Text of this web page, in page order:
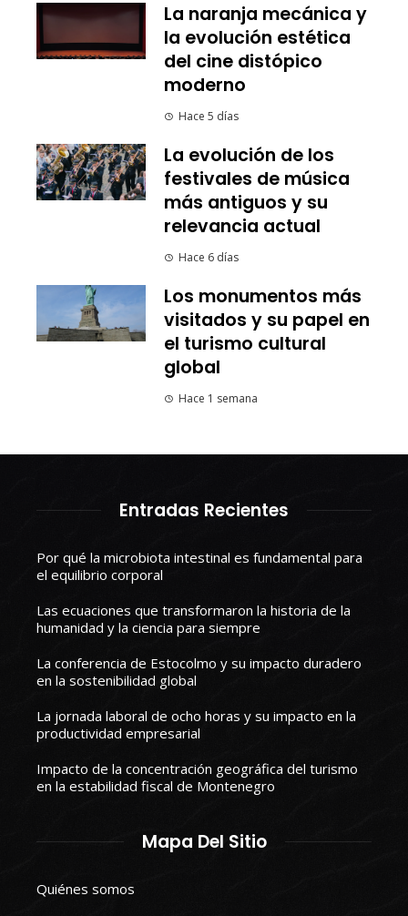
La naranja mecánica y
la evolución estética
del cine distópico
moderno
Hace 5 días
La evolución de los
festivales de música
más antiguos y su
relevancia actual
Hace 6 días
Los monumentos más
visitados y su papel en
el turismo cultural
global
Hace 1 semana
Entradas Recientes
Por qué la microbiota intestinal es fundamental para
el equilibrio corporal
Las ecuaciones que transformaron la historia de la
humanidad y la ciencia para siempre
La conferencia de Estocolmo y su impacto duradero
en la sostenibilidad global
La jornada laboral de ocho horas y su impacto en la
productividad empresarial
Impacto de la concentración geográfica del turismo
en la estabilidad fiscal de Montenegro
Mapa Del Sitio
Quiénes somos